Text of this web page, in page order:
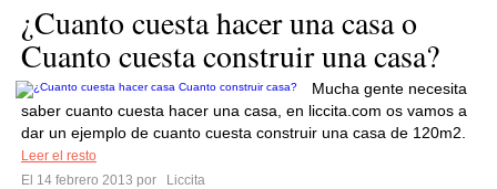
¿Cuanto cuesta hacer una casa o
Cuanto cuesta construir una casa?
Mucha gente necesita
saber cuanto cuesta hacer una casa, en liccita.com os vamos a
dar un ejemplo de cuanto cuesta construir una casa de 120m2.
Leer el resto
El 14 febrero 2013 por
Liccita